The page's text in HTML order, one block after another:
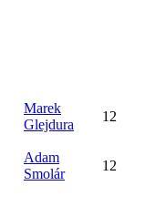
Marek
Glejdura
12
Adam
Smolár
12